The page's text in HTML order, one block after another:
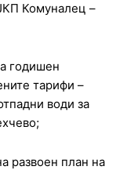
Комуналец –
годишен
тарифи –
води за
;
развоен план на